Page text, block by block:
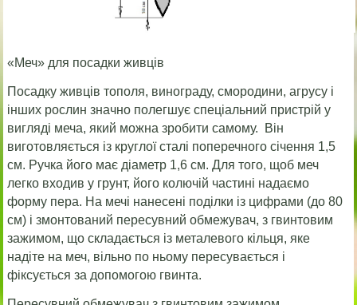
«Меч» для посадки живців
Посадку живців тополя, винограду, смородини, агрусу і
інших рослин значно полегшує спеціальний пристрій у
вигляді меча, який можна зробити самому. Він
виготовляється із круглої сталі поперечного січення 1,5
см. Ручка його має діаметр 1,6 см. Для того, щоб меч
легко входив у грунт, його колючій частині надаємо
форму пера. На мечі нанесені поділки із цифрами (до 80
см) і змонтований пересувний обмежувач, з гвинтовим
зажимом, що складається із металевого кільця, яке
надіте на меч, вільно по ньому пересувається і
фіксується за допомогою гвинта.